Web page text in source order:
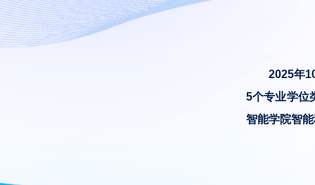
2025年
5个专业学位
智能学院智